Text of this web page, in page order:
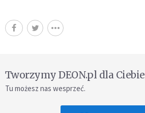
Tworzymy DEON.pl dla Ciebie
Tu możesz nas wesprzeć.